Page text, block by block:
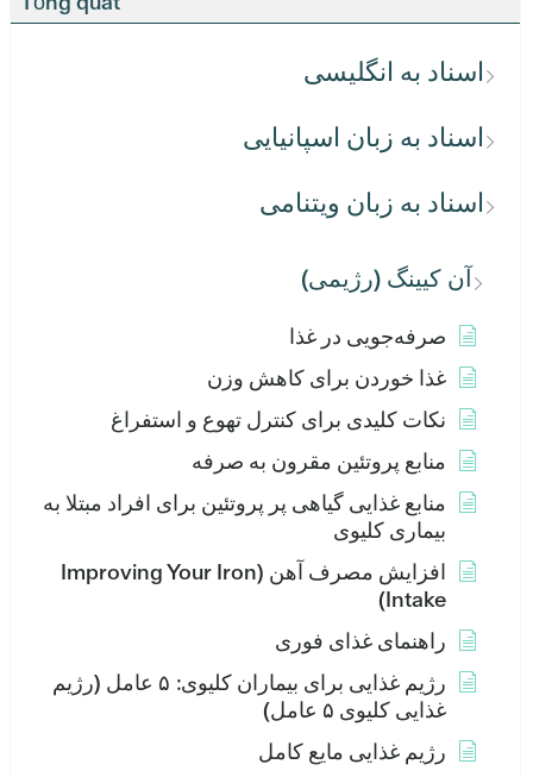
اسناد به انگلیسی
اسناد به زبان اسپانیایی
اسناد به زبان ویتنامی
آن کیینگ (رژیمی)
صرفه‌جویی در غذا
غذا خوردن برای کاهش وزن
نکات کلیدی برای کنترل تهوع و استفراغ
منابع پروتئین مقرون به صرفه
منابع غذایی گیاهی پر پروتئین برای افراد مبتلا به
بیماری کلیوی
افزایش مصرف آهن (Improving Your Iron
Intake)
راهنمای غذای فوری
رژیم غذایی برای بیماران کلیوی: ۵ عامل (رژیم
غذایی کلیوی ۵ عامل)
رژیم غذایی مایع کامل